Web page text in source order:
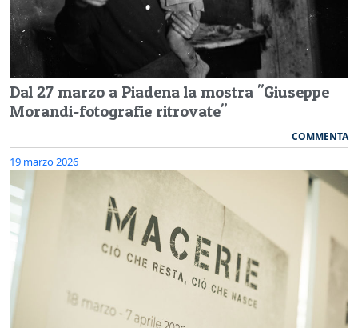
Dal 27 marzo a Piadena la mostra "Giuseppe
Morandi-fotografie ritrovate"
COMMENTA
19 marzo 2026